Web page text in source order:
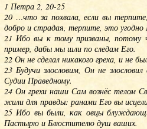
1 Петра 2, 20-25
20 …что за похвала, если вы
добро и страдая, терпите, это угодно
21 Ибо вы к тому призваны, потому
пример, дабы мы шли по следам Его.
22 Он не сделал никакого греха, и не
23 Будучи злословим, Он не
Судии Праведному.
24 Он грехи наши Сам вознёс телом
жили для правды: ранами Его вы
25 Ибо вы были, как овцы
Пастырю и Блюстителю душ ваших.